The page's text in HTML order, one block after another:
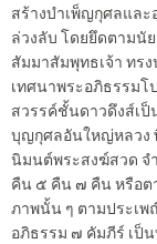
สร้างบำเพ็ญกุศลแล
ล่วงลับ โดยยึดตามนั
สัมมาสัมพุทธเจ้า ทร
เทศนาพระอภิธรรม
สวรรค์ชั้นดาวดึงส์เ
บุญกุศลอันใหญ่หลวง
นิมนต์พระสงฆ์สวด จ
คืน ๕ คืน ๗ คืน หรือต
ภาพนั้น ๆ ตามประเ
อภิธรรม ๗ คัมภีร์ เป็